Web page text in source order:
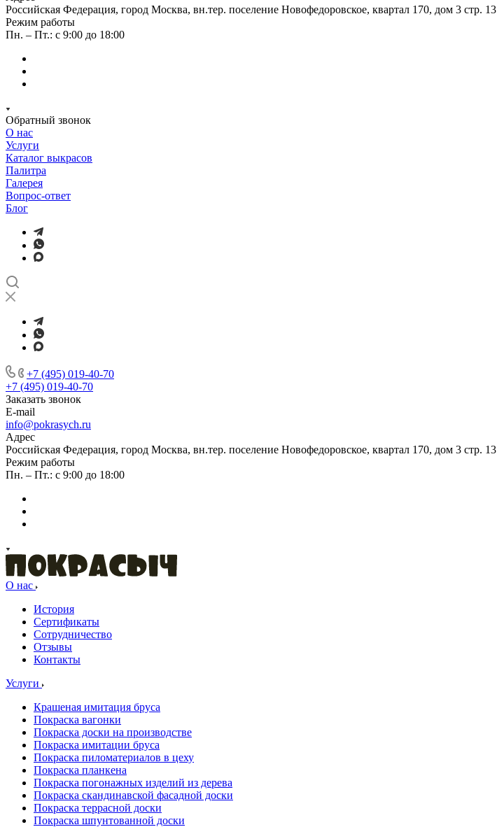
Российская Федерация, город Москва, вн.тер. поселение Новофедоровское, квартал 170, дом 3 стр. 13
Режим работы
Пн. – Пт.: с 9:00 до 18:00
Обратный звонок
О нас
Услуги
Каталог выкрасов
Палитра
Галерея
Вопрос-ответ
Блог
+7 (495) 019-40-70
+7 (495) 019-40-70
Заказать звонок
E-mail
info@pokrasych.ru
Адрес
Российская Федерация, город Москва, вн.тер. поселение Новофедоровское, квартал 170, дом 3 стр. 13
Режим работы
Пн. – Пт.: с 9:00 до 18:00
О нас
История
Сертификаты
Сотрудничество
Отзывы
Контакты
Услуги
Крашеная имитация бруса
Покраска вагонки
Покраска доски на производстве
Покраска имитации бруса
Покраска пиломатериалов в цеху
Покраска планкена
Покраска погонажных изделий из дерева
Покраска скандинавской фасадной доски
Покраска террасной доски
Покраска шпунтованной доски